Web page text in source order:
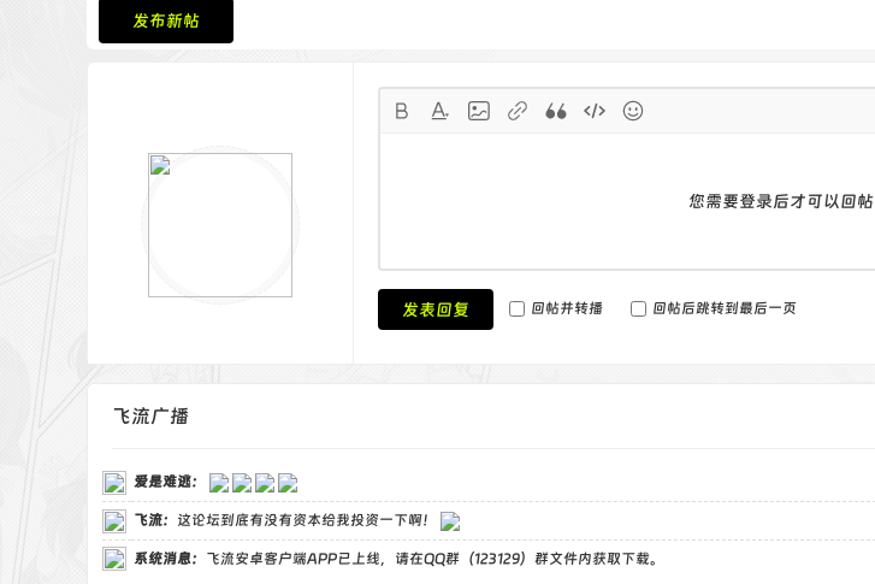
发布新帖
您需要登录后才可以回帖
发表回复 回帖并转播 回帖后跳转到最后一页
飞流广播
爱是难逃：
飞流： 这论坛到底有没有资本给我投资一下啊！
系统消息： 飞流安卓客户端APP已上线，请在QQ群（123129）群文件内获取下载。